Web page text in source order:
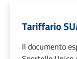
Tariffario
ll documento